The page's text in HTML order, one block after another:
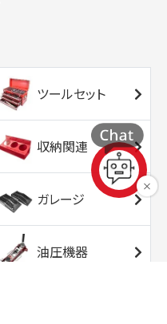
ツールセット
収納関連
ガレージ
油圧機器